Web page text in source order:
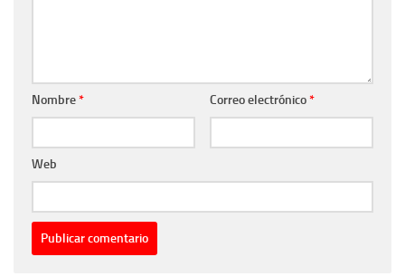
Nombre* Correo electrónico*
Web